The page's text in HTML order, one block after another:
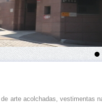
arte acolchadas,